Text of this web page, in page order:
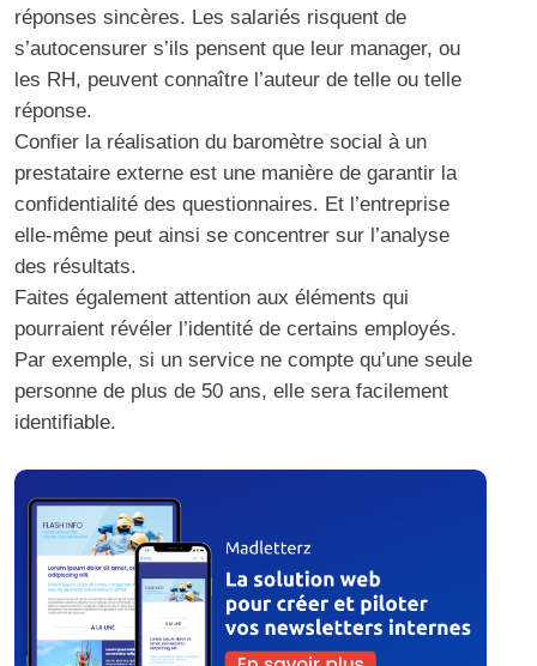
réponses sincères. Les salariés risquent de
s’autocensurer s’ils pensent que leur manager, ou
les RH, peuvent connaître l’auteur de telle ou telle
réponse.
Confier la réalisation du baromètre social à un
prestataire externe est une manière de garantir la
confidentialité des questionnaires. Et l’entreprise
elle-même peut ainsi se concentrer sur l’analyse
des résultats.
Faites également attention aux éléments qui
pourraient révéler l’identité de certains employés.
Par exemple, si un service ne compte qu’une seule
personne de plus de 50 ans, elle sera facilement
identifiable.